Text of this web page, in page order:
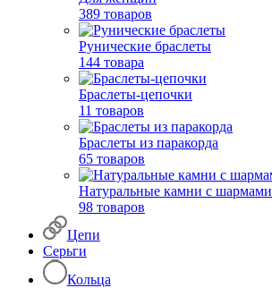
389 товаров
Рунические браслеты
144 товара
Браслеты-цепочки
11 товаров
Браслеты из паракорда
65 товаров
Натуральные камни с шармами
98 товаров
Цепи
Серьги
Кольца